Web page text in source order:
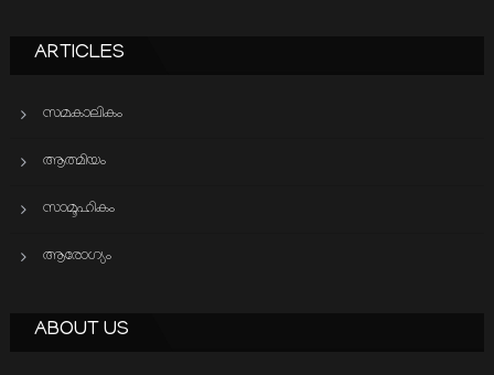
ARTICLES
സമകാലികം
ആത്മിയം
സാമൂഹികം
ആരോഗ്യം
ABOUT US